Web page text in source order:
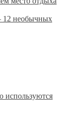
12 необычных
используются